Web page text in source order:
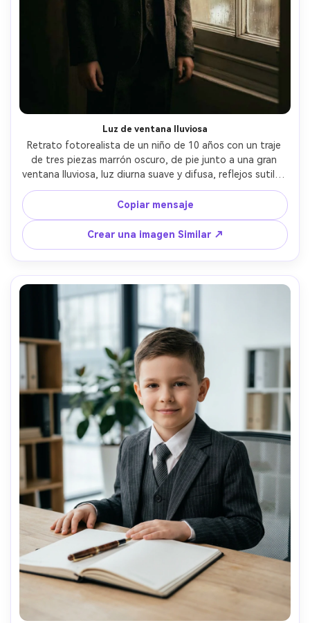
Luz de ventana lluviosa
Retrato fotorealista de un niño de 10 años con un traje
de tres piezas marrón oscuro, de pie junto a una gran
ventana lluviosa, luz diurna suave y difusa, reflejos sutiles
en el vidrio, tomado en Sony A7IV, 85mm f/1.4, primer
plano a recorte medio, expresión tranquila, reflejos
realistas de la piel, clasificación de colores
cinematográficos, estado de ánimo editorial- -ar 4:5
Copiar mensaje
Crear una imagen Similar ↗